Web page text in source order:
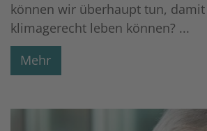
können wir überhaupt tun,
klimagerecht leben können? ...
Mehr